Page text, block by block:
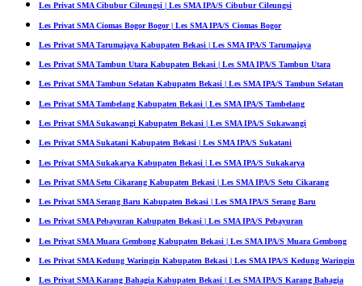
Les Privat SMA Cibubur Cileungsi | Les SMA IPA/S Cibubur Cileungsi
Les Privat SMA Ciomas Bogor Bogor | Les SMA IPA/S Ciomas Bogor
Les Privat SMA Tarumajaya Kabupaten Bekasi | Les SMA IPA/S Tarumajaya
Les Privat SMA Tambun Utara Kabupaten Bekasi | Les SMA IPA/S Tambun Utara
Les Privat SMA Tambun Selatan Kabupaten Bekasi | Les SMA IPA/S Tambun Selatan
Les Privat SMA Tambelang Kabupaten Bekasi | Les SMA IPA/S Tambelang
Les Privat SMA Sukawangi Kabupaten Bekasi | Les SMA IPA/S Sukawangi
Les Privat SMA Sukatani Kabupaten Bekasi | Les SMA IPA/S Sukatani
Les Privat SMA Sukakarya Kabupaten Bekasi | Les SMA IPA/S Sukakarya
Les Privat SMA Setu Cikarang Kabupaten Bekasi | Les SMA IPA/S Setu Cikarang
Les Privat SMA Serang Baru Kabupaten Bekasi | Les SMA IPA/S Serang Baru
Les Privat SMA Pebayuran Kabupaten Bekasi | Les SMA IPA/S Pebayuran
Les Privat SMA Muara Gembong Kabupaten Bekasi | Les SMA IPA/S Muara Gembong
Les Privat SMA Kedung Waringin Kabupaten Bekasi | Les SMA IPA/S Kedung Waringin
Les Privat SMA Karang Bahagia Kabupaten Bekasi | Les SMA IPA/S Karang Bahagia